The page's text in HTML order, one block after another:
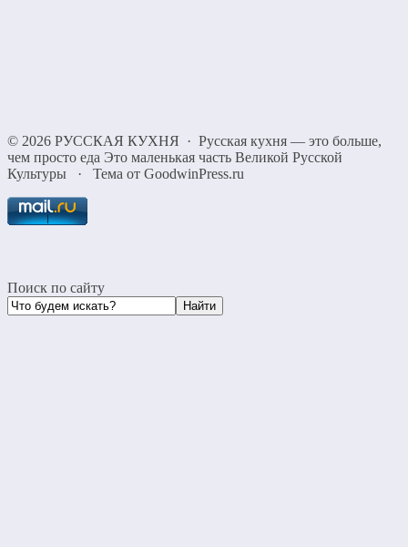
© 2026 РУССКАЯ КУХНЯ · Русская кухня — это больше,
чем просто еда Это маленькая часть Великой Русской
Культуры
· Тема от GoodwinPress.ru
Поиск по сайту